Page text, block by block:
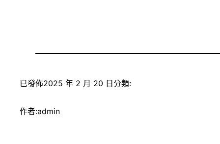
已發佈2025 年 2 月 20 日 分類:
作者:admin